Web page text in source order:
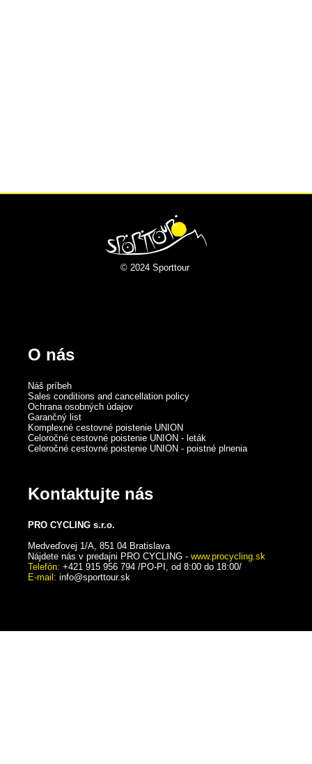
© 2024 Sporttour
O nás
Náš príbeh
Sales conditions and cancellation policy
Ochrana osobných údajov
Garančný list
Komplexné cestovné poistenie UNION
Celoročné cestovné poistenie UNION - leták
Celoročné cestovné poistenie UNION - poistné plnenia
Kontaktujte nás
PRO CYCLING s.r.o.
Medveďovej 1/A, 851 04 Bratislava
Nájdete nás v predajni PRO CYCLING - www.procycling.sk
Telefón: +421 915 956 794 /PO-PI, od 8:00 do 18:00/
E-mail: info@sporttour.sk